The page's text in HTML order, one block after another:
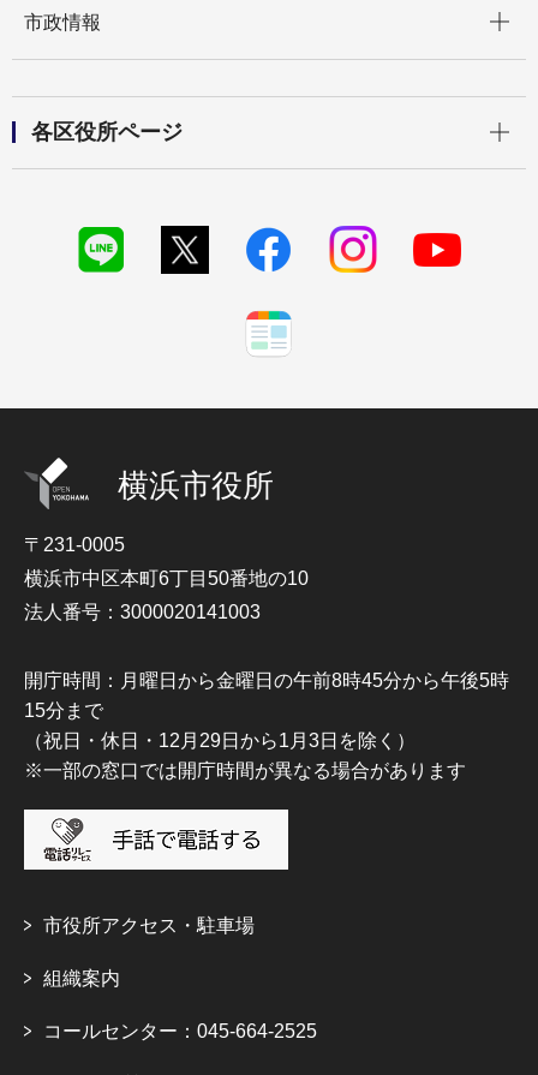
市政情報
各区役所ページ
横浜市役所
〒231-0005
横浜市中区本町6丁目50番地の10
法人番号：3000020141003
開庁時間：月曜日から金曜日の午前8時45分から午後5時
15分まで
（祝日・休日・12月29日から1月3日を除く）
※一部の窓口では開庁時間が異なる場合があります
市役所アクセス・駐車場
組織案内
コールセンター：045-664-2525